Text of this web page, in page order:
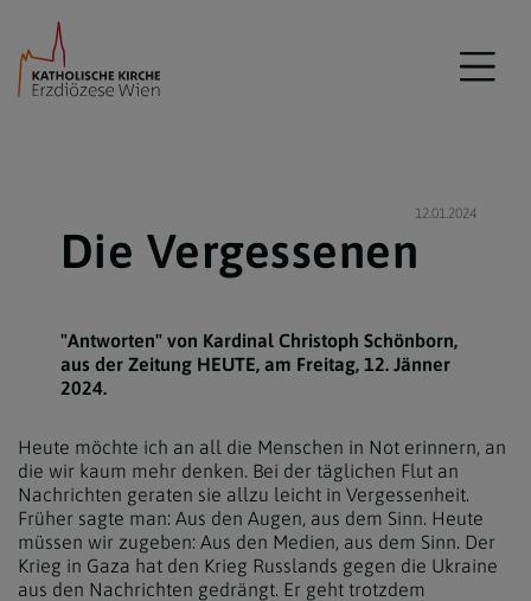
12.01.2024
Die Vergessenen
"Antworten" von Kardinal Christoph Schönborn,
aus der Zeitung HEUTE, am Freitag, 12. Jänner
2024.
Heute möchte ich an all die Menschen in Not erinnern, an
die wir kaum mehr denken. Bei der täglichen Flut an
Nachrichten geraten sie allzu leicht in Vergessenheit.
Früher sagte man: Aus den Augen, aus dem Sinn. Heute
müssen wir zugeben: Aus den Medien, aus dem Sinn. Der
Krieg in Gaza hat den Krieg Russlands gegen die Ukraine
aus den Nachrichten gedrängt. Er geht trotzdem